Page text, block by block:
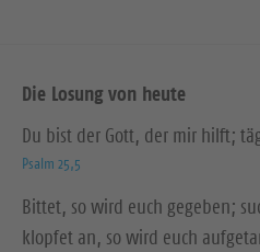
Die Losung von heute
Du bist der Gott, der mir hilft;
Psalm 25,5
Bittet, so wird euch gegeben;
klopfet an, so wird euch